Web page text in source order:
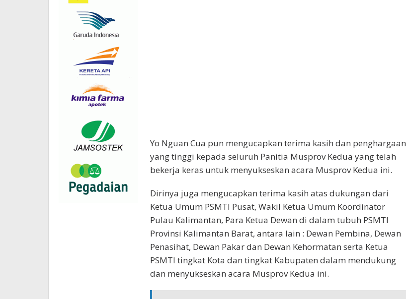
Yo Nguan Cua pun mengucapkan terima kasih dan penghargaan
yang tinggi kepada seluruh Panitia Musprov Kedua yang telah
bekerja keras untuk menyukseskan acara Musprov Kedua ini.
Dirinya juga mengucapkan terima kasih atas dukungan dari
Ketua Umum PSMTI Pusat, Wakil Ketua Umum Koordinator
Pulau Kalimantan, Para Ketua Dewan di dalam tubuh PSMTI
Provinsi Kalimantan Barat, antara lain : Dewan Pembina, Dewan
Penasihat, Dewan Pakar dan Dewan Kehormatan serta Ketua
PSMTI tingkat Kota dan tingkat Kabupaten dalam mendukung
dan menyukseskan acara Musprov Kedua ini.